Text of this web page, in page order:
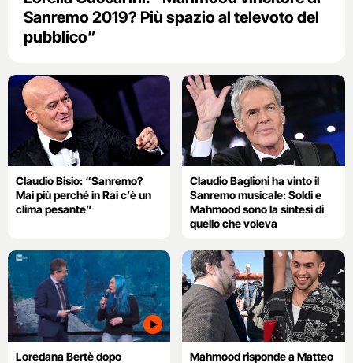
Sanremo 2019? Più spazio al televoto del
pubblico”
Claudio Bisio: “Sanremo?
Mai più perché in Rai c’è un
clima pesante”
Claudio Baglioni ha vinto il
Sanremo musicale: Soldi e
Mahmood sono la sintesi di
quello che voleva
Loredana Bertè dopo Mahmood risponde a Matteo